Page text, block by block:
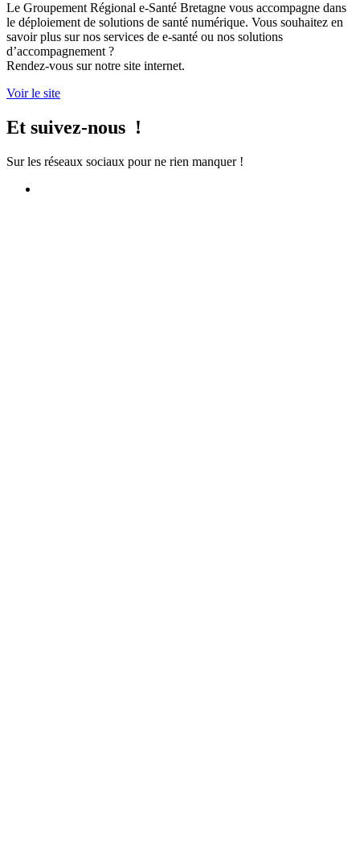
Le Groupement Régional e-Santé Bretagne vous accompagne dans
le déploiement de solutions de santé numérique. Vous souhaitez en
savoir plus sur nos services de e-santé ou nos solutions
d’accompagnement ?
Rendez-vous sur notre site internet.
Voir le site
Et suivez-nous !
Sur les réseaux sociaux pour ne rien manquer !